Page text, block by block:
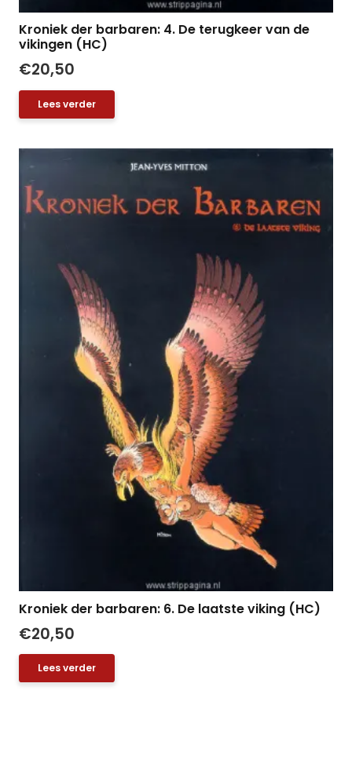
Kroniek der barbaren: 4. De terugkeer van de
vikingen (HC)
€20,50
Lees verder
Kroniek der barbaren: 6. De laatste viking (HC)
€20,50
Lees verder